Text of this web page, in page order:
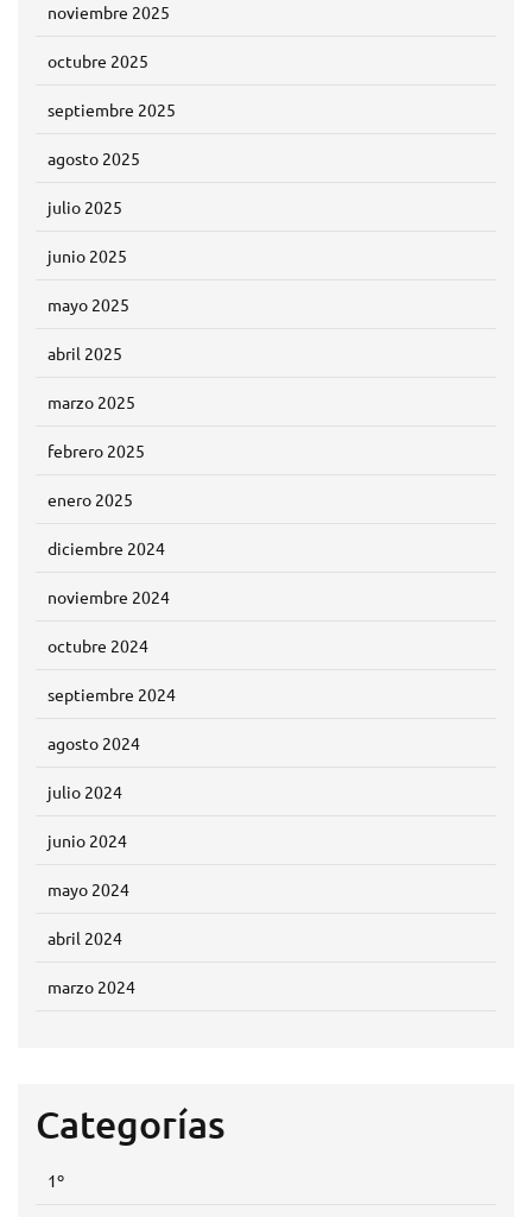
noviembre 2025
octubre 2025
septiembre 2025
agosto 2025
julio 2025
junio 2025
mayo 2025
abril 2025
marzo 2025
febrero 2025
enero 2025
diciembre 2024
noviembre 2024
octubre 2024
septiembre 2024
agosto 2024
julio 2024
junio 2024
mayo 2024
abril 2024
marzo 2024
Categorías
1º